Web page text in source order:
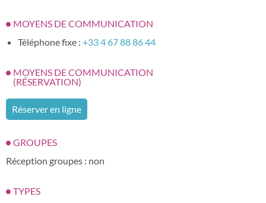
MOYENS DE COMMUNICATION
Téléphone fixe : +33 4 67 88 86 44
MOYENS DE COMMUNICATION
(RÉSERVATION)
Réserver en ligne
GROUPES
Réception groupes : non
TYPES